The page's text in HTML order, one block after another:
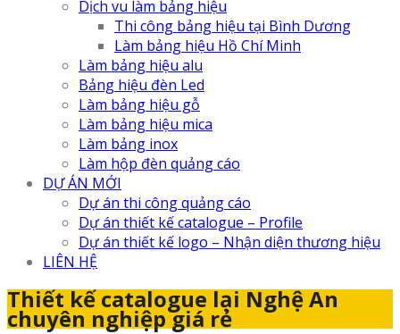
Dịch vu làm bảng hiệu
Thi công bảng hiệu tại Bình Dương
Làm bảng hiệu Hồ Chí Minh
Làm bảng hiệu alu
Bảng hiệu đèn Led
Làm bảng hiệu gỗ
Làm bảng hiệu mica
Làm bảng inox
Làm hộp đèn quảng cáo
DỰ ÁN MỚI
Dự án thi công quảng cáo
Dự án thiết kế catalogue – Profile
Dự án thiết kế logo – Nhận diện thương hiệu
LIÊN HỆ
Thiết kế catalogue lại Nghệ An
chuyên nghiệp giá rẻ